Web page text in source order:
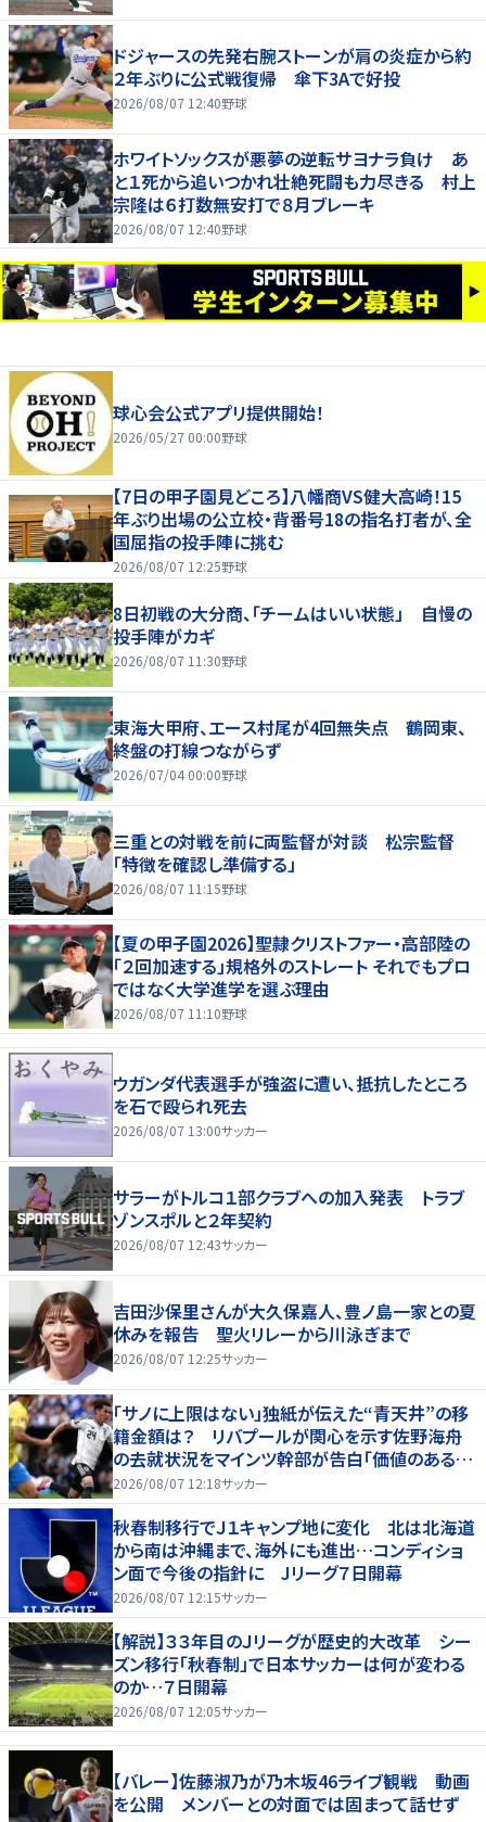
ドジャースの先発右腕ストーンが肩の炎症から約
２年ぶりに公式戦復帰 傘下3Aで好投
2026/08/07 12:40野球
ホワイトソックスが悪夢の逆転サヨナラ負け あ
と１死から追いつかれ壮絶死闘も力尽きる 村上
宗隆は６打数無安打で８月ブレーキ
2026/08/07 12:40野球
球心会公式アプリ提供開始！
2026/05/27 00:00野球
【7日の甲子園見どころ】八幡商VS健大高崎！15
年ぶり出場の公立校・背番号18の指名打者が、全
国屈指の投手陣に挑む
2026/08/07 12:25野球
8日初戦の大分商、「チームはいい状態」 自慢の
投手陣がカギ
2026/08/07 11:30野球
東海大甲府、エース村尾が4回無失点 鶴岡東、
終盤の打線つながらず
2026/07/04 00:00野球
三重との対戦を前に両監督が対談 松宗監督
「特徴を確認し準備する」
2026/08/07 11:15野球
【夏の甲子園2026】聖隷クリストファー・高部陸の
「２回加速する」規格外のストレート それでもプロ
ではなく大学進学を選ぶ理由
2026/08/07 11:10野球
ウガンダ代表選手が強盗に遭い、抵抗したところ
を石で殴られ死去
2026/08/07 13:00サッカー
サラーがトルコ１部クラブへの加入発表 トラブ
ゾンスポルと２年契約
2026/08/07 12:43サッカー
吉田沙保里さんが大久保嘉人、豊ノ島一家との夏
休みを報告 聖火リレーから川泳ぎまで
2026/08/07 12:25サッカー
「サノに上限はない」独紙が伝えた“青天井”の移
籍金額は？ リバプールが関心を示す佐野海舟
の去就状況をマインツ幹部が告白「価値のあるも
のになる」
2026/08/07 12:18サッカー
秋春制移行でＪ１キャンプ地に変化 北は北海道
から南は沖縄まで、海外にも進出…コンディショ
ン面で今後の指針に Jリーグ７日開幕
2026/08/07 12:15サッカー
【解説】３３年目のＪリーグが歴史的大改革 シー
ズン移行「秋春制」で日本サッカーは何が変わる
のか…７日開幕
2026/08/07 12:05サッカー
【バレー】佐藤淑乃が乃木坂46ライブ観戦 動画
を公開 メンバーとの対面では固まって話せず